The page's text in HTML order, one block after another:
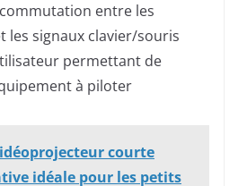
entre les
les signaux clavier/souris
permettant de
à piloter
courte
idéale pour les petits